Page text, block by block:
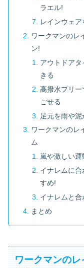
ラエル!
レインウェ
ワークマンのレ
ン!
アウトドア
きる
高撥水プリ
ごせる
足元を雨や
ワークマンのレ
ム
嵐や激しい
イナレムに
すめ!
イナレムと
まとめ
ワークマンの